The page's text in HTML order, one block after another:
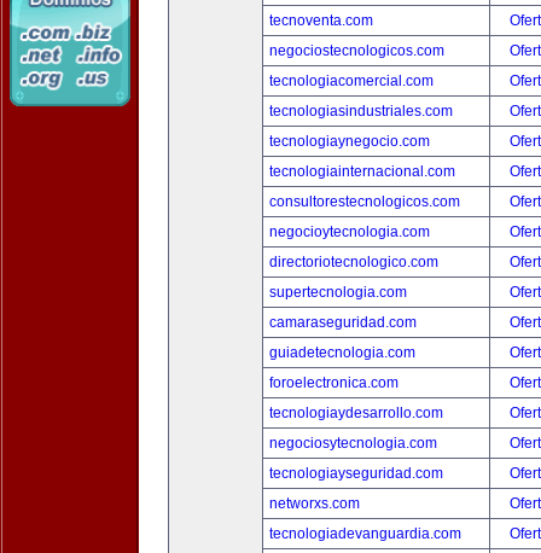
tecnoventa.com
negociostecnologicos.com
tecnologiacomercial.com
tecnologiasindustriales.com
tecnologiaynegocio.com
tecnologiainternacional.com
consultorestecnologicos.com
negocioytecnologia.com
directoriotecnologico.com
supertecnologia.com
camaraseguridad.com
guiadetecnologia.com
foroelectronica.com
tecnologiaydesarrollo.com
negociosytecnologia.com
tecnologiayseguridad.com
networxs.com
tecnologiadevanguardia.com